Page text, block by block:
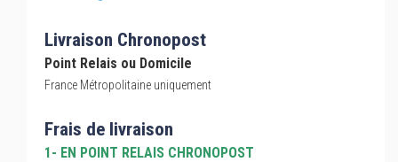
Livraison Chronopost
Point Relais ou Domicile
France Métropolitaine uniquement
Frais de livraison
1- EN POINT RELAIS CHRONOPOST